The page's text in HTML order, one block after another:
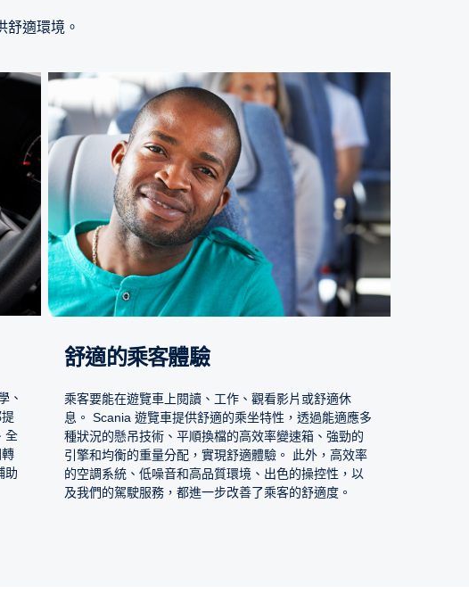
舒適環境。
、
全
助
舒適的乘客體驗
乘客要能在遊覽車上閱讀、工作、觀看影片或舒適休
息。 Scania 遊覽車提供舒適的乘坐特性，透過能適應多
種狀況的懸吊技術、平順換檔的高效率變速箱、強勁的
引擎和均衡的重量分配，實現舒適體驗。 此外，高效率
的空調系統、低噪音和高品質環境、出色的操控性，以
及我們的駕駛服務，都進一步改善了乘客的舒適度。